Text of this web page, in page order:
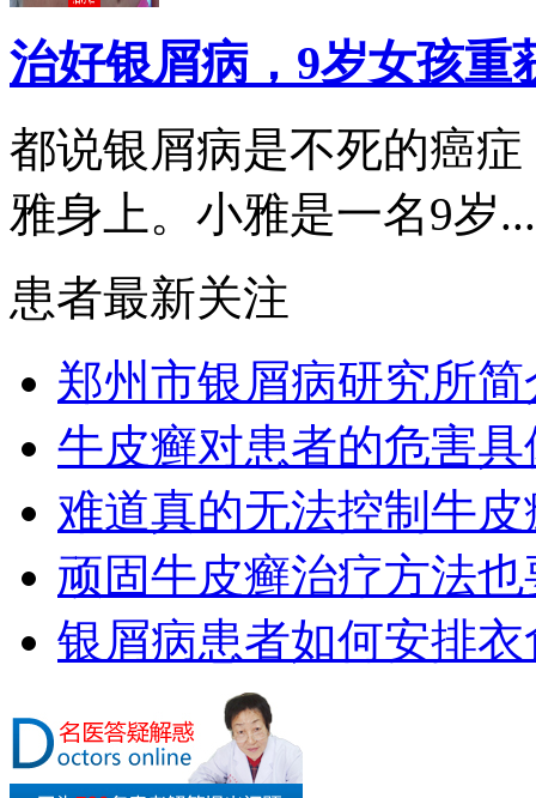
治好银屑病，9岁女孩重
都说银屑病是不死的癌
雅身上。小雅是一名9岁...
患者最新关注
郑州市银屑病研究所简
牛皮癣对患者的危害
难道真的无法控制牛
顽固牛皮癣治疗方法也
银屑病患者如何安排